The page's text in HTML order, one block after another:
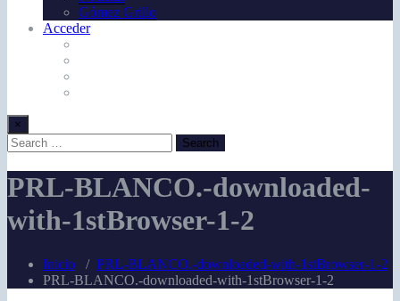
Gómez Grillo
Acceder
×
PRL-BLANCO.-downloaded-
with-1stBrowser-1-2
Inicio / PRL-BLANCO.-downloaded-with-1stBrowser-1-2
PRL-BLANCO.-downloaded-with-1stBrowser-1-2